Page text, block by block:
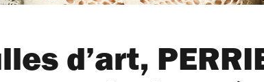
d’art,